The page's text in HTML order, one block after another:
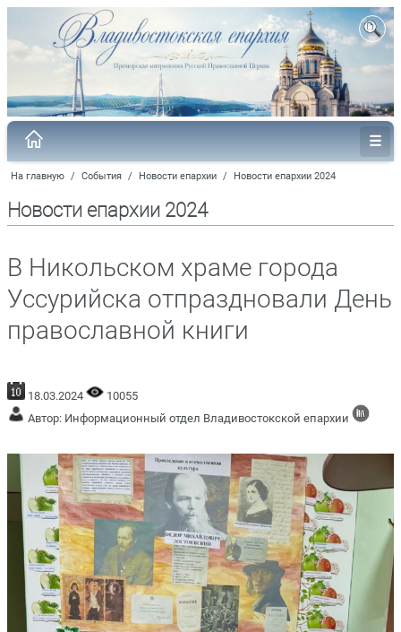
На главную / События / Новости епархии / Новости епархии 2024
Новости епархии 2024
В Никольском храме города
Уссурийска отпраздновали День
православной книги
18.03.2024
10055
Автор: Информационный отдел Владивостокской епархии